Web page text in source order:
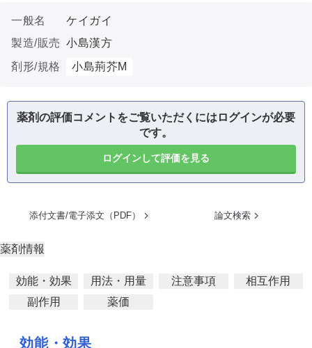
一般名
ケイガイ
製造/販売 小島漢方
剤形/規格
小島荊芥M
薬剤の評価コメントをご覧いただくにはログインが必要
です。
ログインして評価を見る
添付文書/電子添文（PDF） 論文検索
薬剤情報
効能・効果 用法・用量 注意事項
相互作用
副作用
薬価
効能・効果